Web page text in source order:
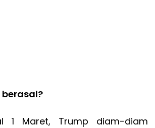
1 Maret, Trump diam-diam